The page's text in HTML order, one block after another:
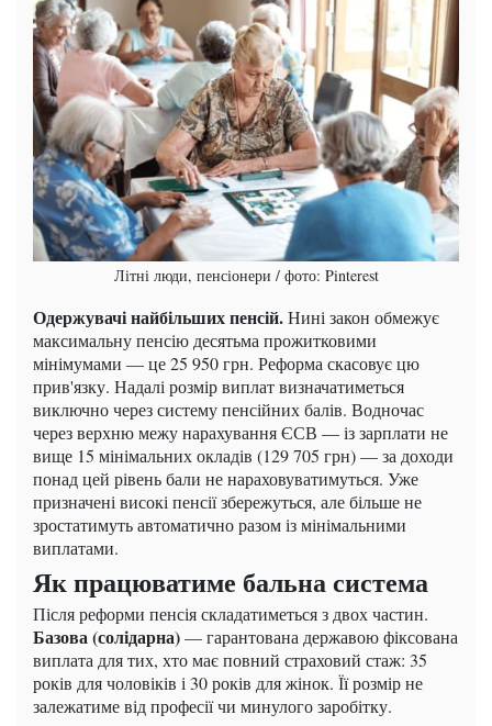
Літні люди, пенсіонери / фото: Pinterest
Одержувачі найбільших пенсій.Нині закон обмежує
максимальну пенсію десятьма прожитковими
мінімумами — це 25 950 грн. Реформа скасовує цю
прив'язку. Надалі розмір виплат визначатиметься
виключно через систему пенсійних балів. Водночас
через верхню межу нарахування ЄСВ — із зарплати не
вище 15 мінімальних окладів (129 705 грн) — за доходи
понад цей рівень бали не нараховуватимуться. Уже
призначені високі пенсії збережуться, але більше не
зростатимуть автоматично разом із мінімальними
виплатами.
Як працюватиме бальна система
Після реформи пенсія складатиметься з двох частин.
Базова (солідарна)— гарантована державою фіксована
виплата для тих, хто має повний страховий стаж: 35
років для чоловіків і 30 років для жінок. Її розмір не
залежатиме від професії чи минулого заробітку.